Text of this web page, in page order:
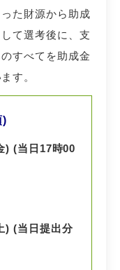
た財源から助成
て選考後に、支
すべてを助成金
す。
)
) (当日17時00
) (当日提出分